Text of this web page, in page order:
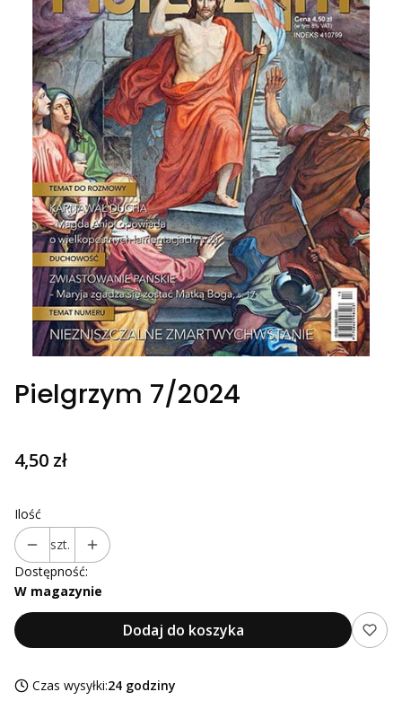
Pielgrzym 7/2024
Cena
4,50 zł
Ilość
szt.
Dostępność:
W magazynie
Dodaj do koszyka
Czas wysyłki:24 godziny